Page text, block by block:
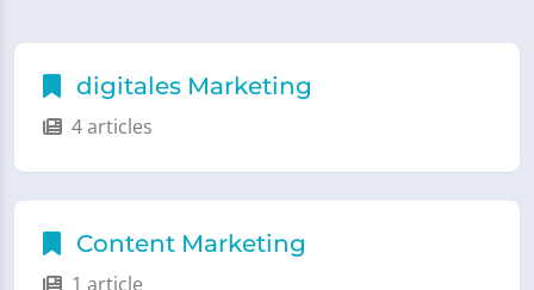
digitales Marketing
4 articles
Content Marketing
1 article